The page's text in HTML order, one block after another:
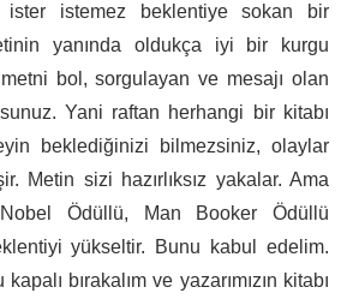
ister istemez beklentiye sokan bir
yanında oldukça iyi bir kurgu
bol, sorgulayan ve mesajı olan
Yani raftan herhangi bir kitabı
beklediğinizi bilmezsiniz, olaylar
Metin sizi hazırlıksız yakalar. Ama
Ödüllü, Man Booker Ödüllü
yükseltir. Bunu kabul edelim.
bırakalım ve yazarımızın kitabı